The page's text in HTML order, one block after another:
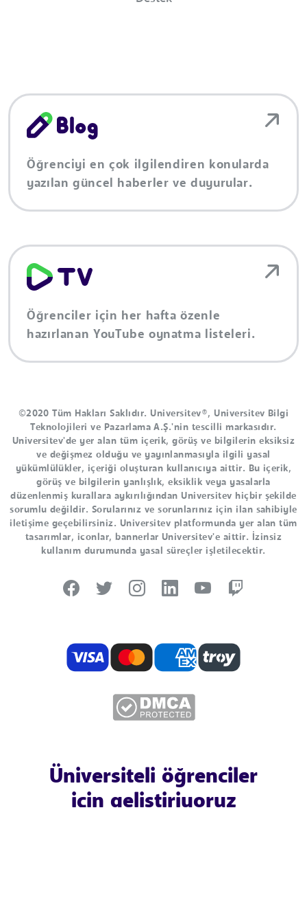
Öğrenciyi en çok ilgilendiren konularda
yazılan güncel haberler ve duyurular.
Öğrenciler için her hafta özenle
hazırlanan YouTube oynatma listeleri.
©2020 Tüm Hakları Saklıdır. Universitev®, Universitev Bilgi
Teknolojileri ve Pazarlama A.Ş.'nin tescilli markasıdır.
Universitev'de yer alan tüm içerik, görüş ve bilgilerin eksiksiz
ve değişmez olduğu ve yayınlanmasıyla ilgili yasal
yükümlülükler, içeriği oluşturan kullanıcıya aittir. Bu içerik,
görüş ve bilgilerin yanlışlık, eksiklik veya yasalarla
düzenlenmiş kurallara aykırılığından Universitev hiçbir şekilde
sorumlu değildir. Sorularınız ve sorunlarınız için ilan sahibiyle
iletişime geçebilirsiniz. Universitev platformunda yer alan tüm
tasarımlar, iconlar, bannerlar Universitev'e aittir. İzinsiz
kullanım durumunda yasal süreçler işletilecektir.
Üniversiteli öğrenciler
için geliştiriyoruz